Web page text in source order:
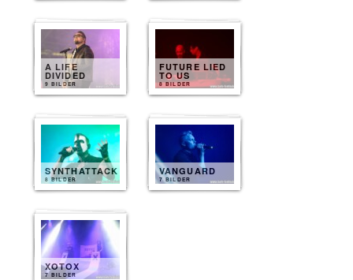
A LIFE
DIVIDED
9 BILDER
FUTURE LIED
TO US
8 BILDER
SYNTHATTACK
8 BILDER
VANGUARD
7 BILDER
XOTOX
7 BILDER